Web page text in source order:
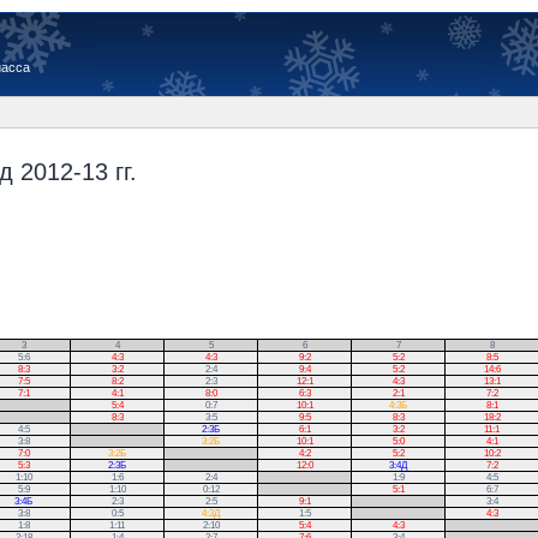
2012-13 гг.
3 4 5 6 7
8
5:6
4:3 4:3 9:2 5:2
8:5
8:3
3:2 2:4 9:4 5:2
14:6
7:5
8:2 2:3 12:1 4:3
13:1
7:1
4:1 8:0 6:3 2:1
7:2
5:4
0:7 10:1 4:3Б
8:1
8:3
3:5 9:5 8:3
18:2
4:5
2:3Б 6:1 3:2
11:1
3:8
3:2Б 10:1 5:0
4:1
7:0
3:2Б 4:2 5:2
10:2
5:3
2:3Б 12:0 3:4Д
7:2
1:10
1:6 2:4 1:9
4:5
5:9
1:10 0:12 5:1
6:7
3:4Б
2:3 2:5 9:1
3:4
3:8
0:5 4:3Д 1:5
4:3
1:8
1:11 2:10 5:4 4:3